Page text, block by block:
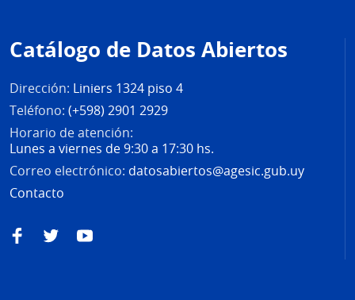
de
página
Catálogo de Datos Abiertos
Dirección: Liniers 1324 piso 4
Teléfono: (+598) 2901 2929
Horario de atención:
Lunes a viernes de 9:30 a 17:30 hs.
Correo electrónico: datosabiertos@agesic.gub.uy
Contacto
FacebookTwitterYouTube